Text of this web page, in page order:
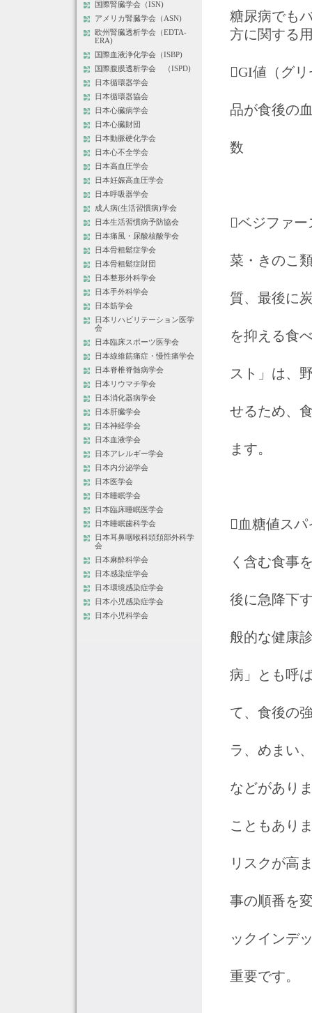
国際腎臓学会（ISN)
アメリカ腎臓学会（ASN)
欧州腎臓透析学会（EDTA-
ERA)
国際血液浄化学会（ISBP)
国際腹膜透析学会 （ISPD)
日本循環器学会
日本循環器協会
日本心臓病学会
日本心臓財団
日本動脈硬化学会
日本心不全学会
日本高血圧学会
日本妊娠高血圧学会
日本呼吸器学会
成人病(生活習慣病)学会
日本生活習慣病予防協会
日本痛風・尿酸核酸学会
日本骨粗鬆症学会
日本骨粗鬆症財団
日本整形外科学会
日本手外科学会
日本筋学会
日本リハビリテーション医学
会
日本臨床スポーツ医学会
日本線維筋痛症・慢性痛学会
日本脊椎脊髄病学会
日本リウマチ学会
日本消化器病学会
日本肝臓学会
日本神経学会
日本血液学会
日本アレルギー学会
日本内分泌学会
日本医学会
日本睡眠学会
日本臨床睡眠医学会
日本睡眠歯科学会
日本耳鼻咽喉科頭頚部外科学
会
日本麻酔科学会
日本感染症学会
日本環境感染症学会
日本小児感染症学会
日本小児科学会
糖尿病でも
方に関する
GI値（グ
品が食後の
数
ベジファ
菜・きのこ
質、最後に
を抑える食
スト」は、
せるため、
ます。
血糖値ス
く含む食事
後に急降下
般的な健康
病」とも呼
て、食後の
ラ、めまい
などがあり
こともあり
リスクが高
事の順番を
ックインデ
重要です。